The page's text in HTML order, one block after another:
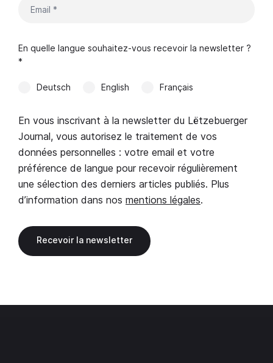
En quelle langue souhaitez-vous recevoir la newsletter ?
*
Deutsch English Français
En vous inscrivant à la newsletter du Lëtzebuerger
Journal, vous autorisez le traitement de vos
données personnelles : votre email et votre
préférence de langue pour recevoir régulièrement
une sélection des derniers articles publiés. Plus
d’information dans nos mentions légales.